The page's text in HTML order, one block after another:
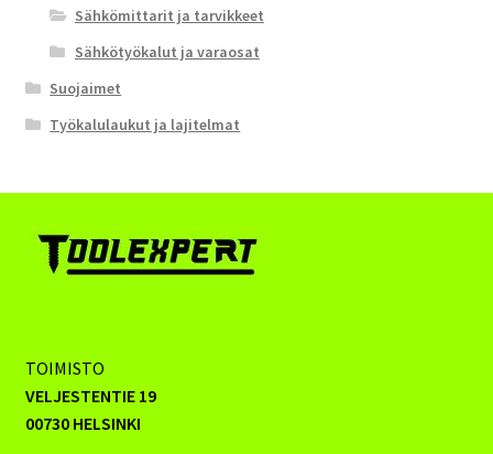
Sähkömittarit ja tarvikkeet
Sähkötyökalut ja varaosat
Suojaimet
Työkalulaukut ja lajitelmat
TOIMISTO
VELJESTENTIE 19
00730 HELSINKI